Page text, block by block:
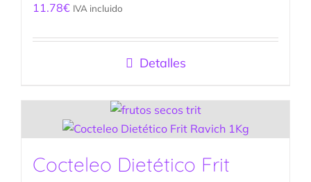
11.78€ IVA incluido
Detalles
Cocteleo Dietético Frit